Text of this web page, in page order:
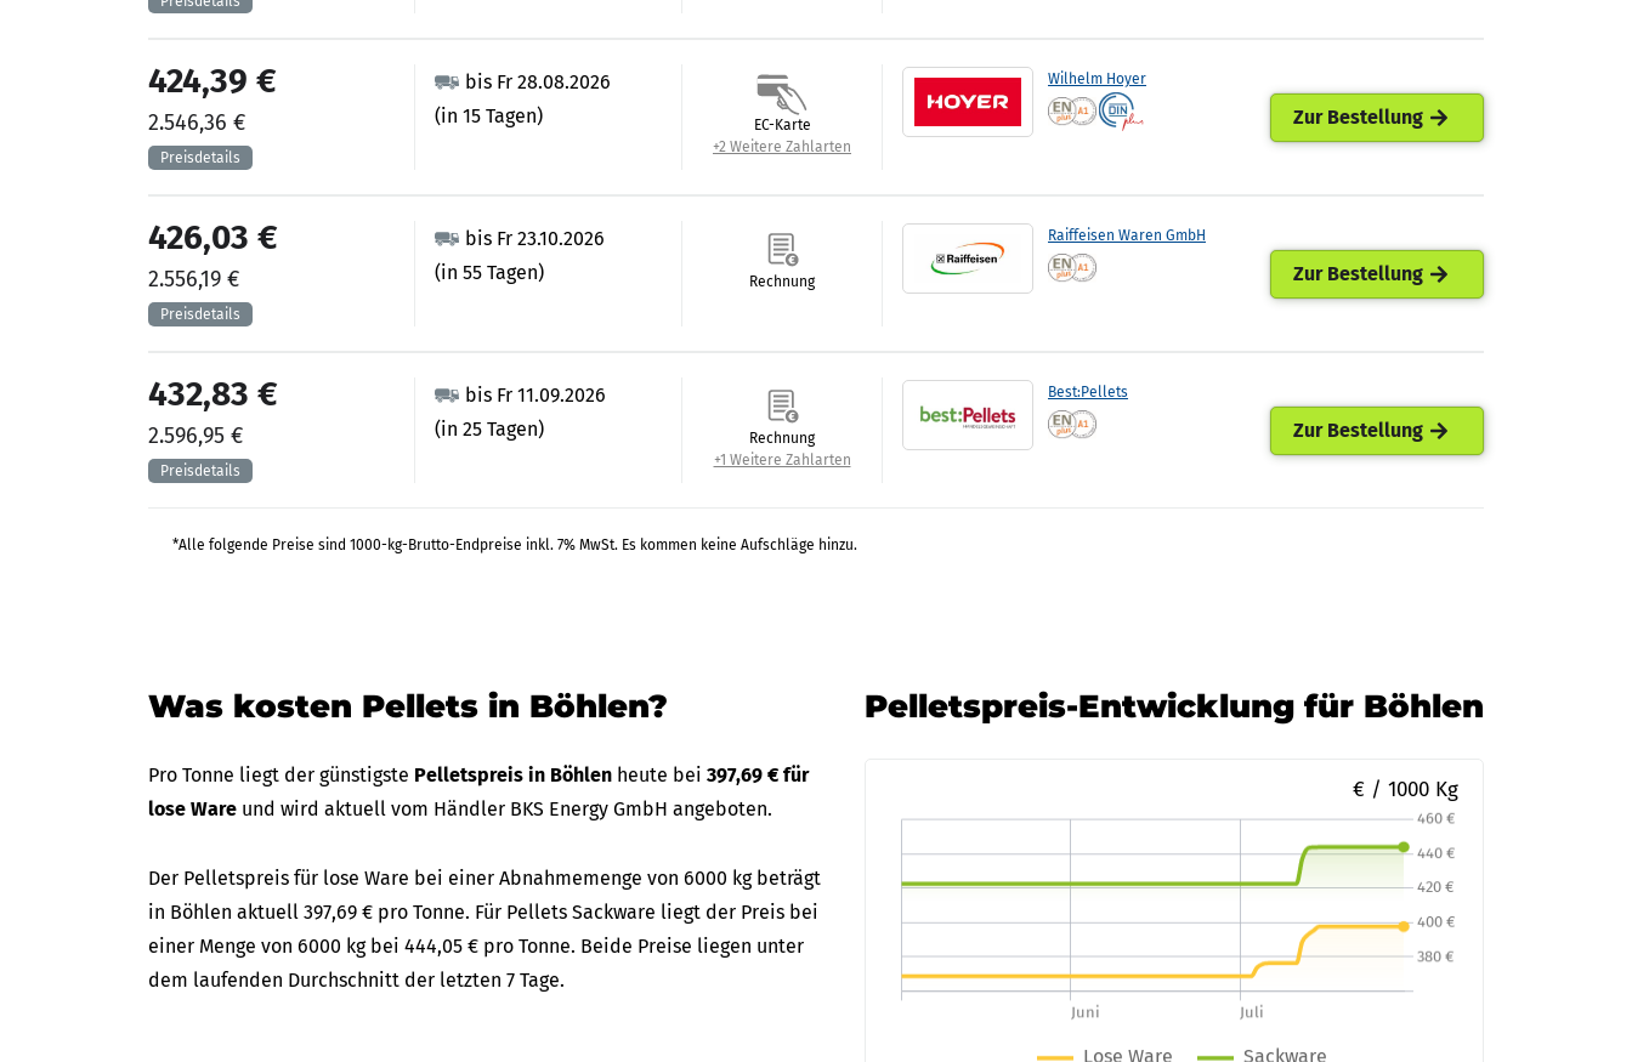
Wilhelm Hoyer
bis Fr 28.08.2026
(in 15 Tagen)
424,39 €
2.546,36 €
EC-Karte
+2 Weitere Zahlarten
Zur Bestellung
Raiffeisen Waren GmbH
bis Fr 23.10.2026
(in 55 Tagen)
426,03 €
2.556,19 € Rechnung Zur Bestellung
Best:Pellets
bis Fr 11.09.2026
(in 25 Tagen)
432,83 €
2.596,95 €
Rechnung
+1 Weitere Zahlarten
Zur Bestellung
*Alle folgende Preise sind 1000-kg-Brutto-Endpreise inkl. 7% MwSt. Es kommen keine Aufschläge hinzu.
Was kosten Pellets in Böhlen?
Pro Tonne liegt der günstigste Pelletspreis in Böhlen heute bei 397,69 € für
lose Ware und wird aktuell vom Händler BKS Energy GmbH angeboten.
Der Pelletspreis für lose Ware bei einer Abnahmemenge von 6000 kg beträgt
in Böhlen aktuell 397,69 € pro Tonne. Für Pellets Sackware liegt der Preis bei
einer Menge von 6000 kg bei 444,05 € pro Tonne. Beide Preise liegen unter
dem laufenden Durchschnitt der letzten 7 Tage.
Pelletspreis-Entwicklung für Böhlen
€ / 1000 Kg